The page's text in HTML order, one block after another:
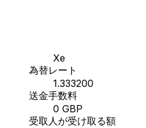
Xe
為替レート
1.333200
送金手数料
0 GBP
受取人が受け取る額